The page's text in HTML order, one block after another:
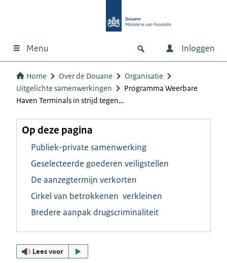
Menu Inloggen
Home Over de Douane
Organisatie
Uitgelichte samenwerkingen
Programma Weerbare
Haven Terminals in strijd tegen…
Op deze pagina
Publiek-private samenwerking
Geselecteerde goederen veiligstellen
De aanzegtermijn verkorten
Cirkel van betrokkenen verkleinen
Bredere aanpak drugscriminaliteit
Lees voor